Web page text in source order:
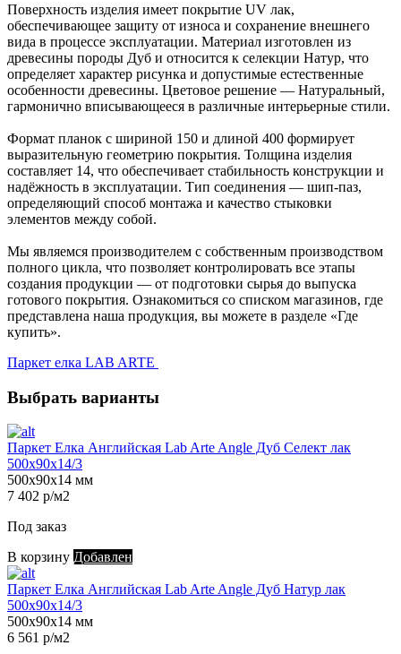
Поверхность изделия имеет покрытие UV лак,
обеспечивающее защиту от износа и сохранение внешнего
вида в процессе эксплуатации. Материал изготовлен из
древесины породы Дуб и относится к селекции Натур, что
определяет характер рисунка и допустимые естественные
особенности древесины. Цветовое решение — Натуральный,
гармонично вписывающееся в различные интерьерные стили.
Формат планок с шириной 150 и длиной 400 формирует
выразительную геометрию покрытия. Толщина изделия
составляет 14, что обеспечивает стабильность конструкции и
надёжность в эксплуатации. Тип соединения — шип-паз,
определяющий способ монтажа и качество стыковки
элементов между собой.
Мы являемся производителем с собственным производством
полного цикла, что позволяет контролировать все этапы
создания продукции — от подготовки сырья до выпуска
готового покрытия. Ознакомиться со списком магазинов, где
представлена наша продукция, вы можете в разделе «Где
купить».
Паркет елка LAB ARTE
Выбрать варианты
Паркет Елка Английская Lab Arte Angle Дуб Селект лак
500х90х14/3
500х90х14 мм
7 402 р/м2
Под заказ
В корзину Добавлен
Паркет Елка Английская Lab Arte Angle Дуб Натур лак
500х90х14/3
500х90х14 мм
6 561 р/м2